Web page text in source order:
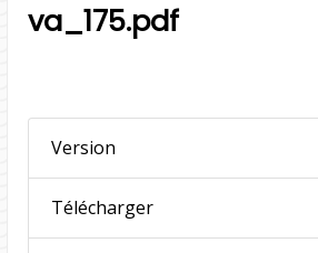
va_175.pdf
Version
Télécharger